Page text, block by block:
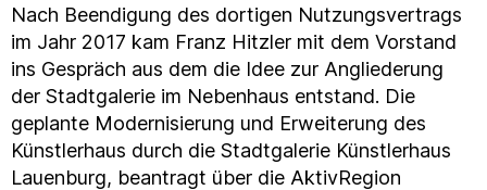
Nach Beendigung des dortigen Nutzungsvertrags
im Jahr 2017 kam Franz Hitzler mit dem Vorstand
ins Gespräch aus dem die Idee zur Angliederung
der Stadtgalerie im Nebenhaus entstand. Die
geplante Modernisierung und Erweiterung des
Künstlerhaus durch die Stadtgalerie Künstlerhaus
Lauenburg, beantragt über die AktivRegion